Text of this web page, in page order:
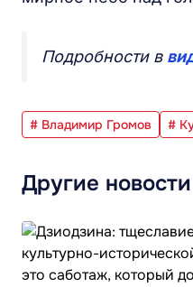
Подробности в
# Владимир Громов #
Другие